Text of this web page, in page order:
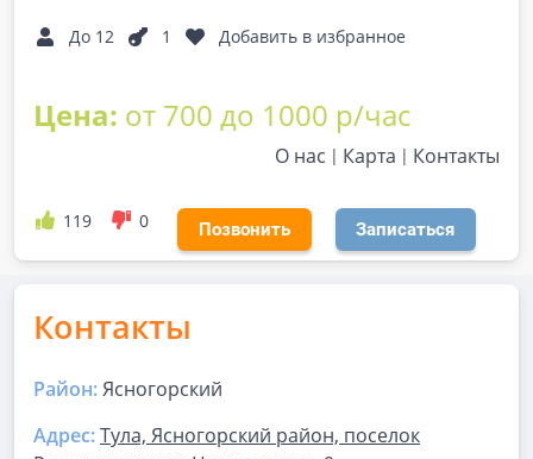
До 12 1 Добавить в избранное
Цена: от 700 до 1000 р/час
О нас Карта Контакты
119 0 Позвонить Записаться
Контакты
Район:Ясногорский
Адрес:Тула, Ясногорский район, поселок